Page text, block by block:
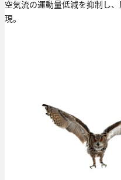
空気流の運動量低減を抑制し
現。